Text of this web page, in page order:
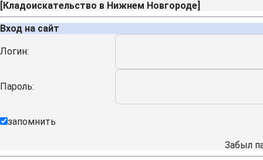
[Кладоискательство в Нижнем Новгороде]
Вход на сайт
Логин:
Пароль:
запомнить
Забыл